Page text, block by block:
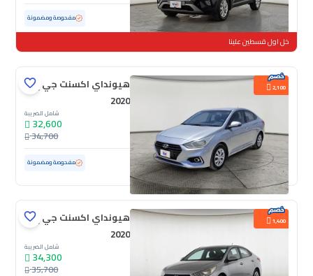
مستعملة 97,534 كم مفحوصة ومضمونة
خل اول قسطين علينا
2,100
هيونداي اكسنت جي إل
2020
شامل الضريبة
32,600
34,700
مستعملة 173,460 كم مفحوصة ومضمونة
1,400
هيونداي اكسنت جي إل
2020
شامل الضريبة
34,300
35,700